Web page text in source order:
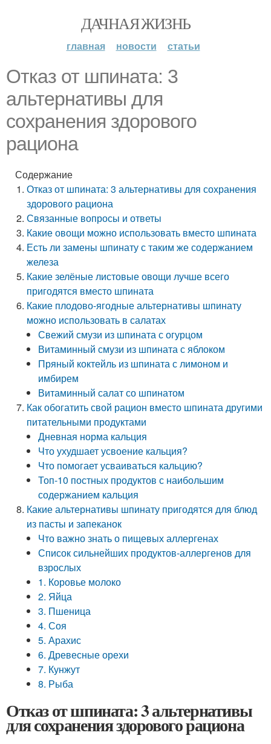
ДАЧНАЯ ЖИЗНЬ
главная новости статьи
Отказ от шпината: 3
альтернативы для
сохранения здорового
рациона
Содержание
Отказ от шпината: 3 альтернативы для сохранения
здорового рациона
Связанные вопросы и ответы
Какие овощи можно использовать вместо шпината
Есть ли замены шпинату с таким же содержанием
железа
Какие зелёные листовые овощи лучше всего
пригодятся вместо шпината
Какие плодово-ягодные альтернативы шпинату
можно использовать в салатах
Свежий смузи из шпината с огурцом
Витаминный смузи из шпината с яблоком
Пряный коктейль из шпината с лимоном и
имбирем
Витаминный салат со шпинатом
Как обогатить свой рацион вместо шпината другими
питательными продуктами
Дневная норма кальция
Что ухудшает усвоение кальция?
Что помогает усваиваться кальцию?
Топ-10 постных продуктов с наибольшим
содержанием кальция
Какие альтернативы шпинату пригодятся для блюд
из пасты и запеканок
Что важно знать о пищевых аллергенах
Список сильнейших продуктов-аллергенов для
взрослых
1. Коровье молоко
2. Яйца
3. Пшеница
4. Соя
5. Арахис
6. Древесные орехи
7. Кунжут
8. Рыба
Отказ от шпината: 3 альтернативы
для сохранения здорового рациона